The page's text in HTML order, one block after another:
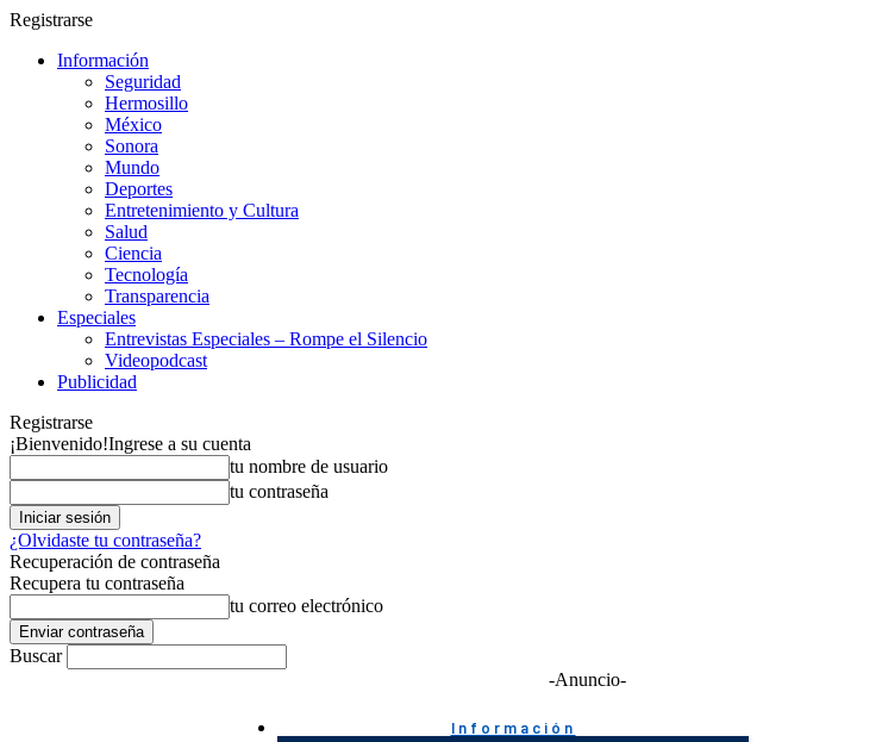
Registrarse
Información
Seguridad
Hermosillo
México
Sonora
Mundo
Deportes
Entretenimiento y Cultura
Salud
Ciencia
Tecnología
Transparencia
Especiales
Entrevistas Especiales – Rompe el Silencio
Videopodcast
Publicidad
Registrarse
¡Bienvenido!Ingrese a su cuenta
tu nombre de usuario
tu contraseña
¿Olvidaste tu contraseña?
Recuperación de contraseña
Recupera tu contraseña
tu correo electrónico
Buscar
-Anuncio-
Información